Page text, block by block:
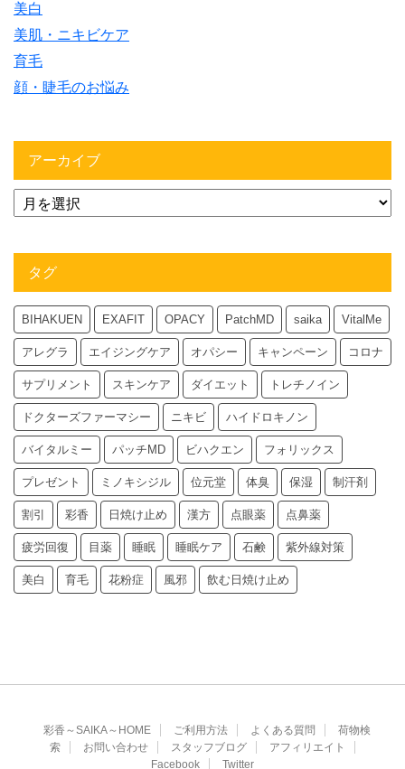
美白
美肌・ニキビケア
育毛
顔・睫毛のお悩み
アーカイブ
タグ
BIHAKUEN EXAFIT OPACY PatchMD saika VitalMe
アレグラ エイジングケア オパシー キャンペーン コロナ
サプリメント スキンケア ダイエット トレチノイン
ドクターズファーマシー ニキビ ハイドロキノン
バイタルミー パッチMD ビハクエン フォリックス
プレゼント ミノキシジル 位元堂 体臭 保湿 制汗剤
割引 彩香 日焼け止め 漢方 点眼薬 点鼻薬
疲労回復 目薬 睡眠 睡眠ケア 石鹸 紫外線対策
美白 育毛 花粉症 風邪 飲む日焼け止め
彩香～SAIKA～HOME ご利用方法 よくある質問
荷物検
索
お問い合わせ スタッフブログ
アフィリエイト
Facebook
Twitter